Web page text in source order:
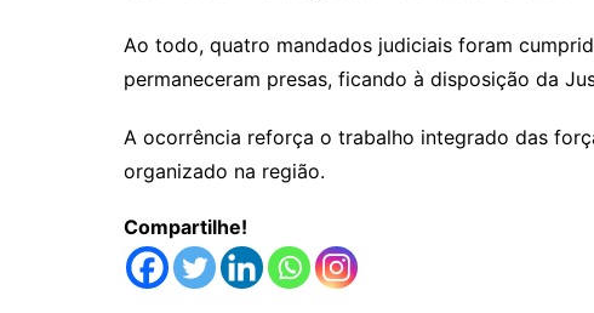
Ao todo, quatro mandados judiciais foram
permaneceram presas, ficando à disposição da
A ocorrência reforça o trabalho integrado das
organizado na região.
Compartilhe!